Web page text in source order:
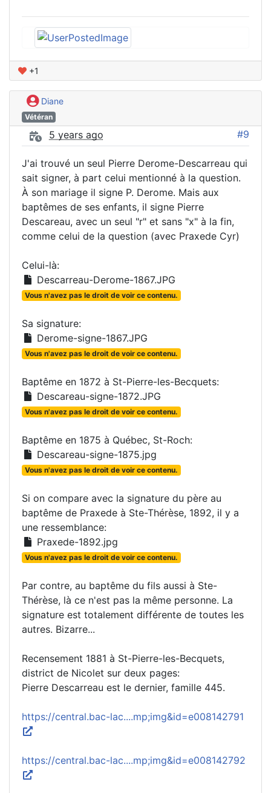
+1
Diane
Vétéran
5 years ago #9
J'ai trouvé un seul Pierre Derome-Descarreau qui
sait signer, à part celui mentionné à la question.
À son mariage il signe P. Derome. Mais aux
baptêmes de ses enfants, il signe Pierre
Descareau, avec un seul "r" et sans "x" à la fin,
comme celui de la question (avec Praxede Cyr)
Celui-là:
Descarreau-Derome-1867.JPG
Vous n'avez pas le droit de voir ce contenu.
Sa signature:
Derome-signe-1867.JPG
Vous n'avez pas le droit de voir ce contenu.
Baptême en 1872 à St-Pierre-les-Becquets:
Descareau-signe-1872.JPG
Vous n'avez pas le droit de voir ce contenu.
Baptême en 1875 à Québec, St-Roch:
Descareau-signe-1875.jpg
Vous n'avez pas le droit de voir ce contenu.
Si on compare avec la signature du père au
baptême de Praxede à Ste-Thérèse, 1892, il y a
une ressemblance:
Praxede-1892.jpg
Vous n'avez pas le droit de voir ce contenu.
Par contre, au baptême du fils aussi à Ste-
Thérèse, là ce n'est pas la même personne. La
signature est totalement différente de toutes les
autres. Bizarre...
Recensement 1881 à St-Pierre-les-Becquets,
district de Nicolet sur deux pages:
Pierre Descarreau est le dernier, famille 445.
https://central.bac-lac....mp;img&id=e008142791
https://central.bac-lac....mp;img&id=e008142792